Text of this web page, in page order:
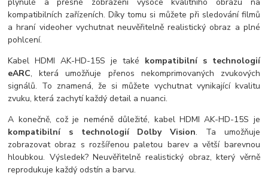
kompatibilních zařízeních. Díky tomu si můžete při sledování filmů
a hraní videoher vychutnat neuvěřitelně realistický obraz a plné
pohlcení.
Kabel HDMI AK-HD-15S je také kompatibilní s technologií
eARC, která umožňuje přenos nekomprimovaných zvukových
signálů. To znamená, že si můžete vychutnat vynikající kvalitu
zvuku, která zachytí každý detail a nuanci.
A konečně, což je neméně důležité, kabel HDMI AK-HD-15S je
kompatibilní s technologií Dolby Vision. Ta umožňuje
zobrazovat obraz s rozšířenou paletou barev a větší barevnou
hloubkou. Výsledek? Neuvěřitelně realistický obraz, který věrně
reprodukuje každý odstín a barvu.